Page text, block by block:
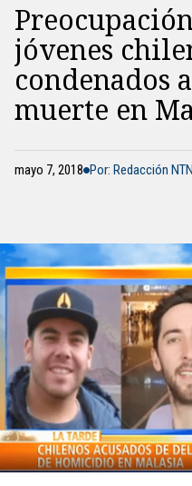
jóvenes
condenados
muerte en
mayo 7, 2018 Por: Redacción